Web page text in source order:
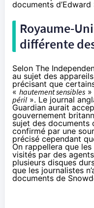
documents d’Edward
Royaume-
différente
Selon The
au sujet des
précisant que
« hautement sensibles
péril ». Le journal
Guardian aurait
gouvernement
sujet des documents
confirmé par une
précisé cependant
On rappellera que
visités par des
plusieurs disques
que les journalistes
documents de